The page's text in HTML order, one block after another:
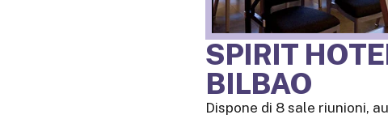
SPIRIT
BILBAO
Dispone di 8 sale riunioni,